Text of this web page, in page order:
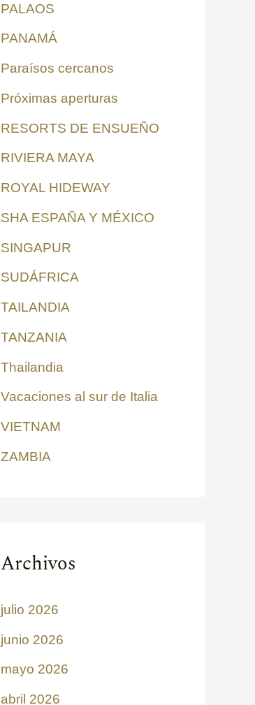
PALAOS
PANAMÁ
Paraísos cercanos
Próximas aperturas
RESORTS DE ENSUEÑO
RIVIERA MAYA
ROYAL HIDEWAY
SHA ESPAÑA Y MÉXICO
SINGAPUR
SUDÁFRICA
TAILANDIA
TANZANIA
Thailandia
Vacaciones al sur de Italia
VIETNAM
ZAMBIA
Archivos
julio 2026
junio 2026
mayo 2026
abril 2026